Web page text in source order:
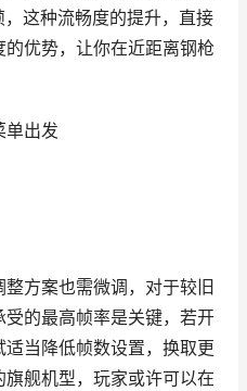
这种流畅度的提升，直接
优势，让你在近距离钢枪
单出发
方案也需微调，对于较旧
的最高帧率是关键，若开
当降低帧数设置，换取更
舰机型，玩家或许可以在